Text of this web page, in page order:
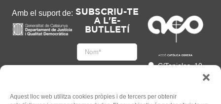
Aquest lloc web utilitza cookies pròpies i de tercers per obtenir
Amb el suport de: SUBSCRIU-TE
A L'E-
BUTLLETÍ
C/Tapioles, 10
93 505 86 86